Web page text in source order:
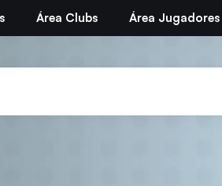
Área Clubs Área Jugadores